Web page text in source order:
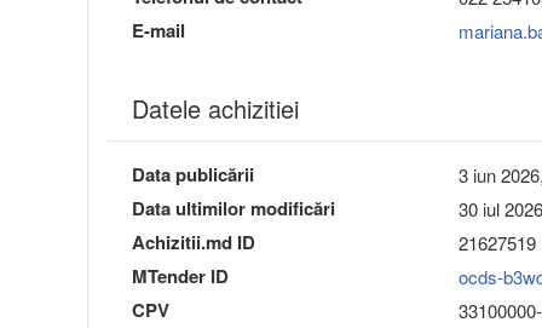
E-mail
Datele achizitiei
Data publicării 3 iun
Data ultimilor modificări 30 iul
Achizitii.md ID 21627519
MTender ID ocds-
CPV